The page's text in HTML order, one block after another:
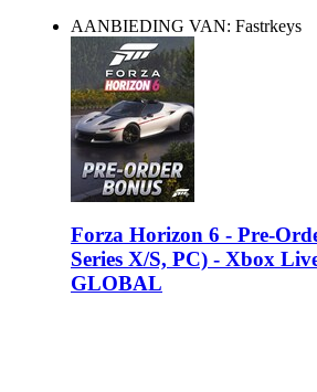
AANBIEDING VAN: Fastrkeys
Forza Horizon 6 - Pre-
Series X/S, PC) - Xbox
GLOBAL